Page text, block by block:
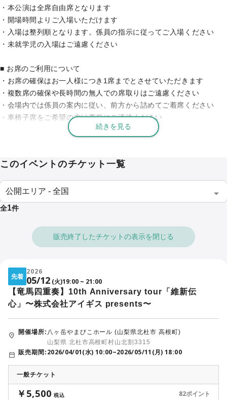
竜馬四重奏は、ヴァイオリン・津軽三味線・篠笛・鼓（和太鼓系打
楽器）によって構成される4人組インストゥルメンタルユニット。
竜馬（ヴァイオリン）、雅勝（津軽三味線）、翠（篠笛）、仁
洋折衷のサウンド。
その独自の音楽は「SAMURAI music」と称され、国内外で高い評価
を受けています。
メジャーリーグ開幕戦を彩り、大河ドラマ「龍馬伝」の音楽にも関
わるなど、世界の舞台で活躍。
■ 本チケットの クレジットカード決済について
「リンク決済システム」を利用しております。
る収納代行会社である「お名前書道協会®︎」と表示されます。
本決済は当イベントの正式な販売・決済フローとなります
ので、安
わせは、主催者までお願いいたします。
【本公演に関するお問い合わせ】
・本公演は全席自由席となります
・開場時間よりご入場いただけます
・入場は整列順となります。係員の指示に従ってご入場ください
・未就学児の入場はご遠慮ください
■ お席のご利用について
・お席の確保はお一人様につき1席までとさせていただきます
・複数席の確保や長時間の無人での席取りはご遠慮ください
・会場内では係員の案内に従い、前方から詰めてご着席ください
・車椅子席をご希望の方は事前にご連絡ください
・不正利用や転売が確認された場合はご入場をお断りする場合がご
・学割チケットをご利用の方は当日学生証をご提示いただく場合が
ございます
■ QRチケットでのご入場について
・ツクツク!!!のイベントチケットをご購入のお客様は、QRコードで
・受付にてQRコードを読み取った後、ご入場いただきます
・ご来場の際は https://event.tsuku2.jp
より
■ 複数枚ご購入の場合のご注意
チケットの分配をお済ませください
・分配がお済みでない場合、入場にお時間をいただく場合がござい
続きを見る
このイベントのチケット一覧
全1件
販売終了したチケットの表示を閉じる
先着
2026
05/12 (火)19:00 ~ 21:00
【竜馬四重奏】10th Anniversary tour「維新伝
心」〜株式会社アイギス presents〜
開催場所: 八ヶ岳やまびこホール (山梨県北杜市 高根町)
山梨県 北杜市高根町村山北割3315
販売期間: 2026/04/01(水) 10:00~2026/05/11(月) 18:00
一般チケット
￥5,500 税込 82ポイント